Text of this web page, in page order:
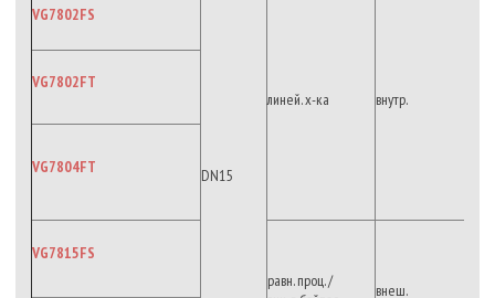
VG7802FS
DN15
линей. х-ка внутр.
VG7802FT
VG7804FT
VG7815FS
равн. проц. /
внеш.